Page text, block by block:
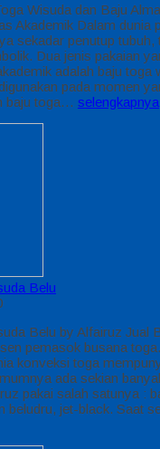
Wisuda dan Baju
Akademik Dalam dunia
sekadar penutup tubuh,
Dua jenis pakaian
adalah baju toga
pada momen
baju toga… selengkapnya
Belu
Belu by Alfairuz Jual
pemasok busana
konveksi toga
ada sekian
pakai salah satunya :
beludru, jet-black. Saat